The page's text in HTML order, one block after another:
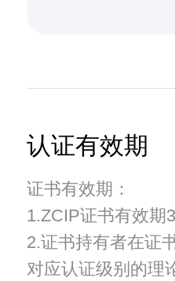
认证有效期
证书有效期：
1.ZCIP证书有效期3
2.证书持有者在证
对应认证级别的理